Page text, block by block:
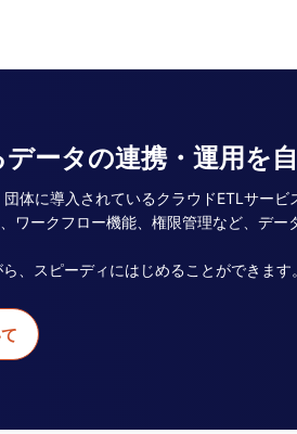
ータの連携・運用を
体に導入されているクラウドETLサービ
ワークフロー機能、権限管理など、デー
、スピーディにはじめることができます。